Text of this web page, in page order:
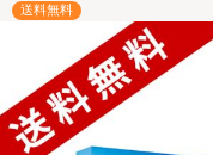
送料無料